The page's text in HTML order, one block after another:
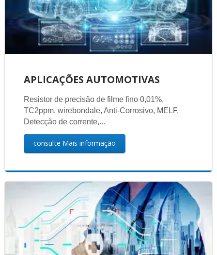
APLICAÇÕES AUTOMOTIVAS
Resistor de precisão de filme fino 0,01%,
TC2ppm, wirebondale, Anti-Corrosivo, MELF.
Detecção de corrente,...
consulte Mais informação